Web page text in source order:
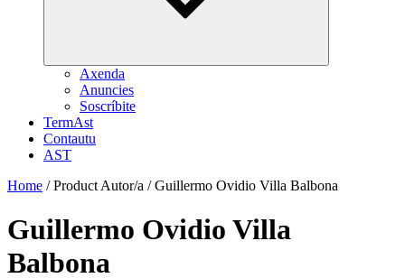
Axenda
Anuncies
Soscríbite
TermAst
Contautu
AST
Home / Product Autor/a / Guillermo Ovidio Villa Balbona
Guillermo Ovidio Villa
Balbona